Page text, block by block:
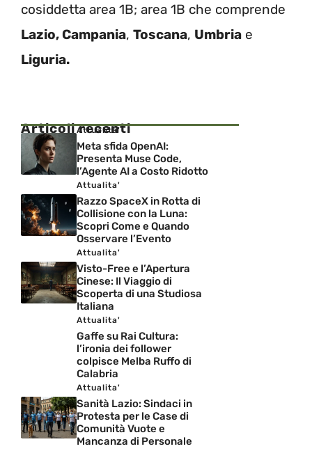
cosiddetta area 1B; area 1B che comprende
Lazio, Campania, Toscana, Umbria e
Liguria.
Articoli recenti
Attualita'
Meta sfida OpenAI:
Presenta Muse Code,
l’Agente AI a Costo Ridotto
Attualita'
Razzo SpaceX in Rotta di
Collisione con la Luna:
Scopri Come e Quando
Osservare l’Evento
Attualita'
Visto-Free e l’Apertura
Cinese: Il Viaggio di
Scoperta di una Studiosa
Italiana
Attualita'
Gaffe su Rai Cultura:
l’ironia dei follower
colpisce Melba Ruffo di
Calabria
Attualita'
Sanità Lazio: Sindaci in
Protesta per le Case di
Comunità Vuote e
Mancanza di Personale